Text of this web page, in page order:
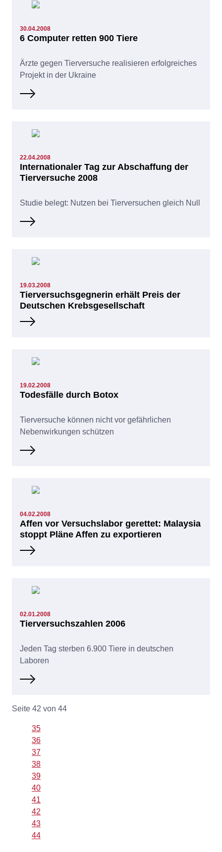
30.04.2008
6 Computer retten 900 Tiere
Ärzte gegen Tierversuche realisieren erfolgreiches
Projekt in der Ukraine
22.04.2008
Internationaler Tag zur Abschaffung der
Tierversuche 2008
Studie belegt: Nutzen bei Tierversuchen gleich Null
19.03.2008
Tierversuchsgegnerin erhält Preis der
Deutschen Krebsgesellschaft
19.02.2008
Todesfälle durch Botox
Tierversuche können nicht vor gefährlichen
Nebenwirkungen schützen
04.02.2008
Affen vor Versuchslabor gerettet: Malaysia
stoppt Pläne Affen zu exportieren
02.01.2008
Tierversuchszahlen 2006
Jeden Tag sterben 6.900 Tiere in deutschen
Laboren
Seite 42 von 44
35
36
37
38
39
40
41
42
43
44